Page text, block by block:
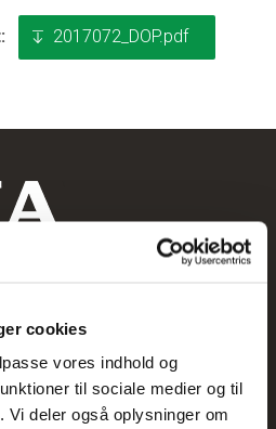
cookies
vores indhold og
til sociale medier og til
deler også oplysninger om
2017072_DOP.pdf